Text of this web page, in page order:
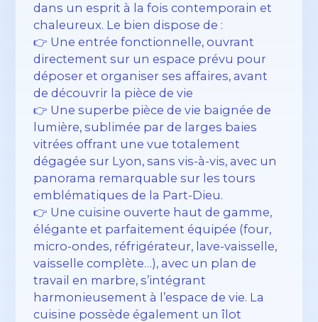
dans un esprit à la fois contemporain et
chaleureux. Le bien dispose de :
👉 Une entrée fonctionnelle, ouvrant
directement sur un espace prévu pour
déposer et organiser ses affaires, avant
de découvrir la pièce de vie
👉 Une superbe pièce de vie baignée de
lumière, sublimée par de larges baies
vitrées offrant une vue totalement
dégagée sur Lyon, sans vis-à-vis, avec un
panorama remarquable sur les tours
emblématiques de la Part-Dieu.
👉 Une cuisine ouverte haut de gamme,
élégante et parfaitement équipée (four,
micro-ondes, réfrigérateur, lave-vaisselle,
vaisselle complète…), avec un plan de
travail en marbre, s’intégrant
harmonieusement à l’espace de vie. La
cuisine possède également un îlot